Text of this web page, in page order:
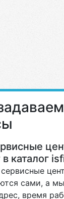
каталог
сами, а
время